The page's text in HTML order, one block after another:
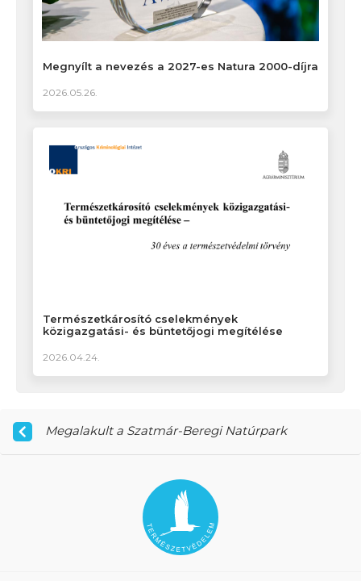
Megnyílt a nevezés a 2027-es Natura 2000-díjra
2026.05.26.
Természetkárosító cselekmények
közigazgatási- és büntetőjogi megítélése
2026.04.24.
Megalakult a Szatmár-Beregi Natúrpark